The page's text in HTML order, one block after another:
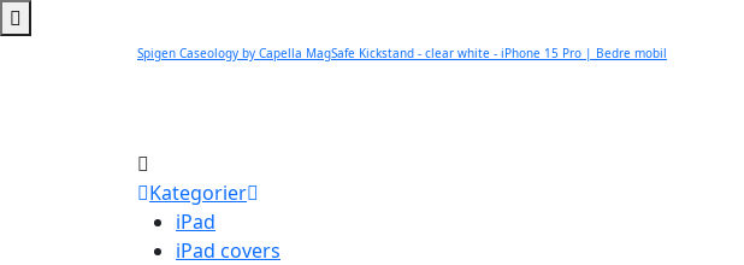
Spigen Caseology by Capella MagSafe Kickstand - clear white - iPhone 15 Pro | Bedre mobil
Kategorier
iPad
iPad covers